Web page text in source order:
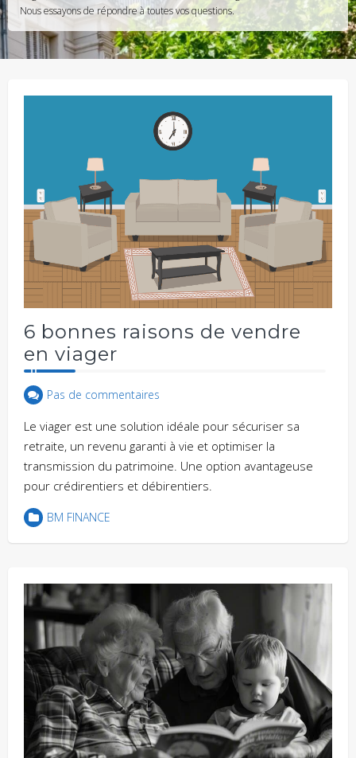
Nous essayons de répondre à toutes vos questions.
6 bonnes raisons de vendre
en viager
Pas de commentaires
Le viager est une solution idéale pour sécuriser sa
retraite, un revenu garanti à vie et optimiser la
transmission du patrimoine. Une option avantageuse
pour crédirentiers et débirentiers.
BM FINANCE